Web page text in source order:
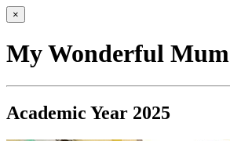
×
My Wonderful Mum
Academic Year 2025